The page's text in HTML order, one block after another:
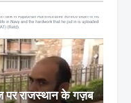
राजस्थान के गज़ब